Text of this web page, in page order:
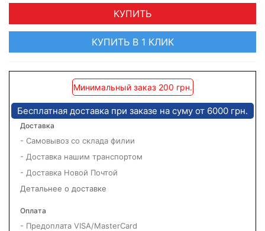
КУПИТЬ
КУПИТЬ В 1 КЛИК
Минимальный заказ 200 грн.
Бесплатная доставка при заказе на суму от 6000 грн.
Доставка
- Самовывоз со склада филии
- Доставка нашим транспортом
- Доставка Новой Почтой
Детальнее о доставке
Оплата
- Предоплата VISA/MasterCard